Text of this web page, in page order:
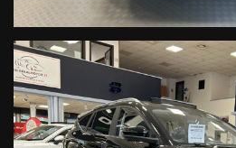
- Modalità di guida Normal/Eco/Sport
- Antenna shark fin
- Ci troviamo in Via Pietro Soriano,69
- Valutiamo permuta anche con